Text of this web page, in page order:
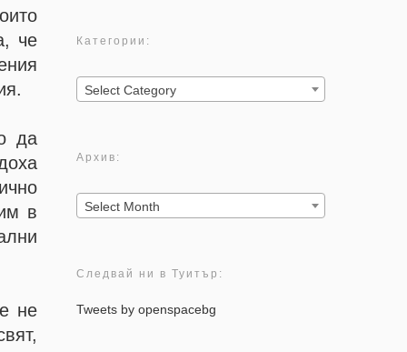
че
да
в
не
Категории:
Категории:
Select Category
Архив:
Архив:
Select Month
Следвай ни в Туитър:
Tweets by openspacebg